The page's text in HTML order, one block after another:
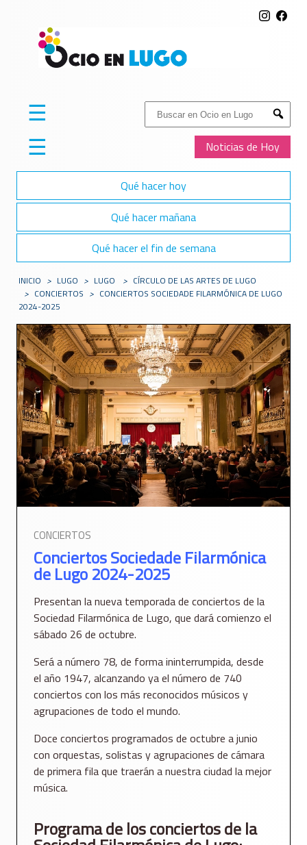
Buscar:
Submit
Noticias de Hoy
☰
☰
Qué hacer hoy
Qué hacer mañana
Qué hacer el fin de semana
INICIO > LUGO > LUGO > CÍRCULO DE LAS ARTES DE LUGO
> CONCIERTOS > CONCIERTOS SOCIEDADE FILARMÓNICA DE LUGO
2024-2025
CONCIERTOS
Conciertos Sociedade Filarmónica
de Lugo 2024-2025
Presentan la nueva temporada de conciertos de la
Sociedad Filarmónica de Lugo, que dará comienzo el
sábado 26 de octubre.
Será a número 78, de forma ininterrumpida, desde
el año 1947, alcanzando ya el número de 740
conciertos con los más reconocidos músicos y
agrupaciones de todo el mundo.
Doce conciertos programados de octubre a junio
con orquestas, solistas y agrupaciones de cámara
de primera fila que traerán a nuestra ciudad la mejor
música.
Programa de los conciertos de la